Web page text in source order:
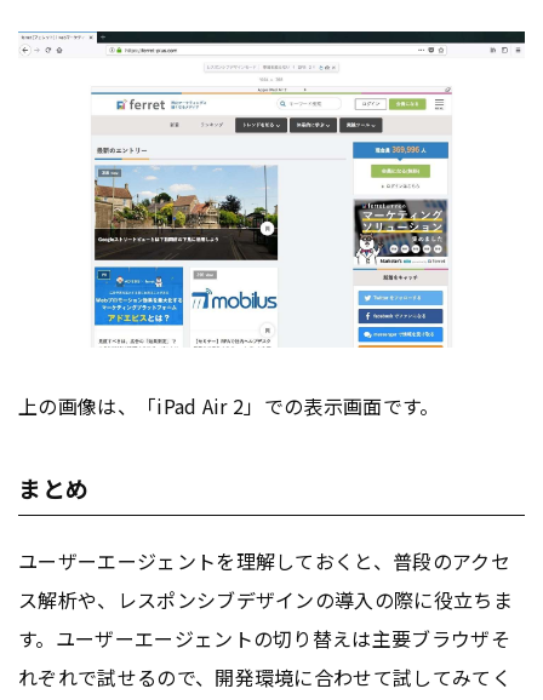
上の画像は、「iPad Air 2」での表示画面です。
まとめ
ユーザーエージェントを理解しておくと、普段のアクセ
ス解析や、レスポンシブデザインの導入の際に役立ちま
す。ユーザーエージェントの切り替えは主要ブラウザそ
れぞれで試せるので、開発環境に合わせて試してみてく